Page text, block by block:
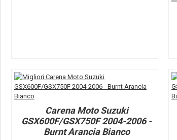
Carena Moto Suzuki
GSX600F/GSX750F 2004-2006 -
Burnt Arancia Bianco